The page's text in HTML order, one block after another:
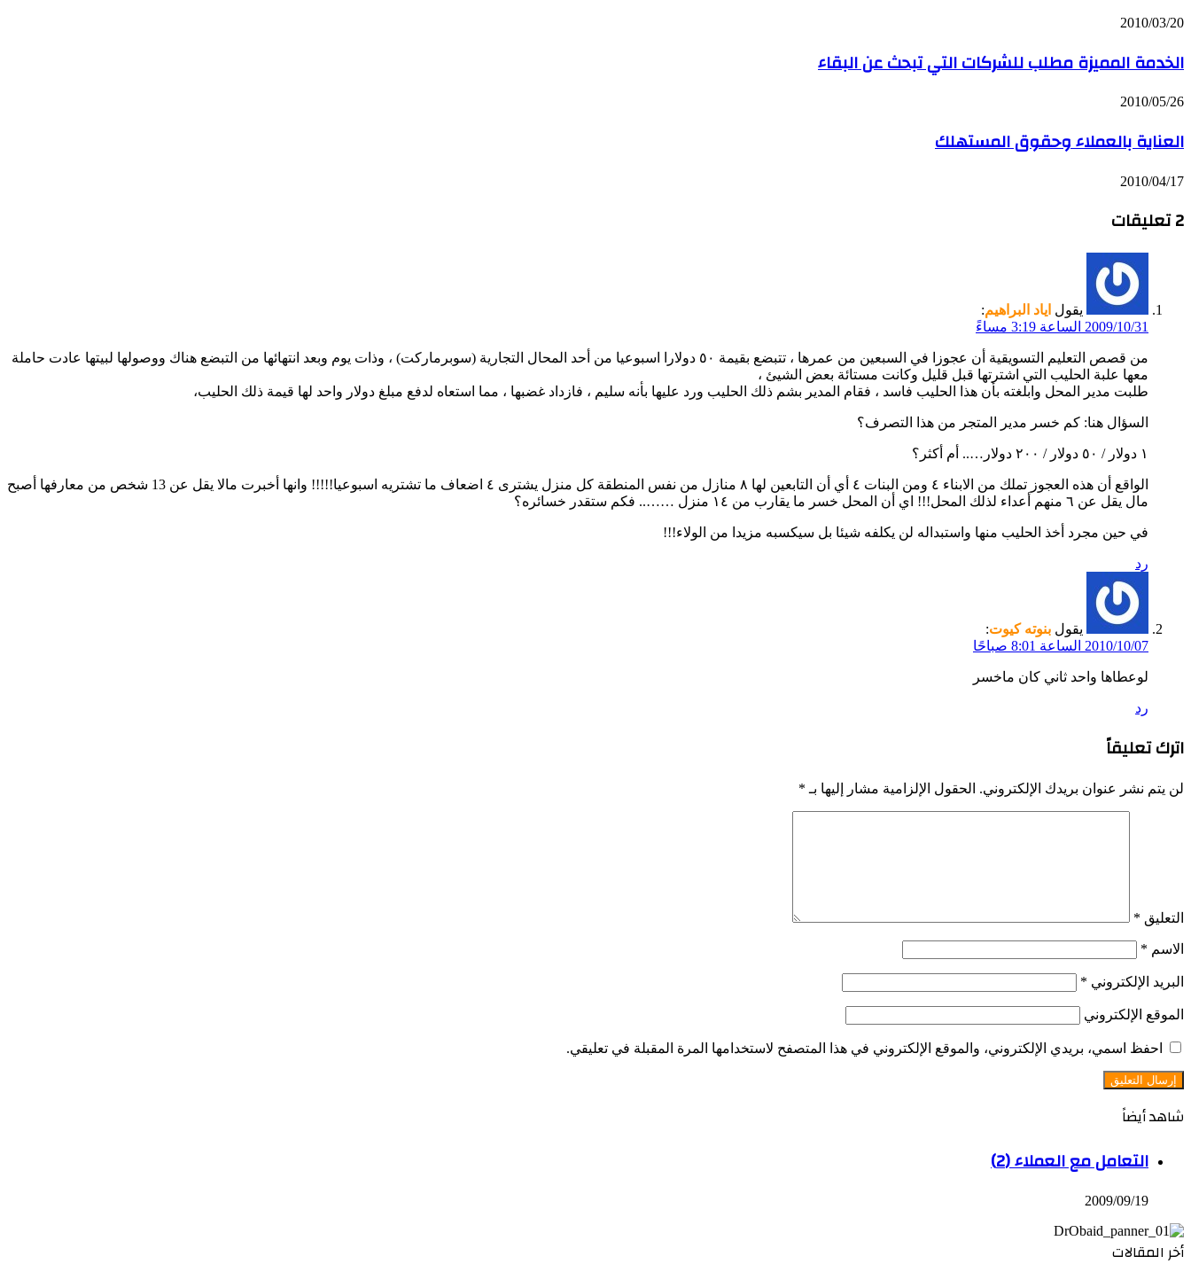
2010/03/20
الخدمة المميزة مطلب للشركات التي تبحث عن البقاء
2010/05/26
العناية بالعملاء وحقوق المستهلك
2010/04/17
‫2 تعليقات
يقول اياد البراهيم:
2009/10/31 الساعة 3:19 مساءً
من قصص التعليم التسويقية أن عجوزا في السبعين من عمرها ، تتبضع بقيمة ٥٠ دولارا اسبوعيا من أحد المحال التجارية (سوبرماركت) ، وذات يوم وبعد انتهائها من التبضع هناك ووصولها لبيتها عادت حاملة
معها علبة الحليب التي اشترتها قبل قليل وكانت مستائة بعض الشيئ ،
طلبت مدير المحل وابلغته بأن هذا الحليب فاسد ، فقام المدير بشم ذلك الحليب ورد عليها بأنه سليم ، فازداد غضبها ، مما استعاه لدفع مبلغ دولار واحد لها قيمة ذلك الحليب،
السؤال هنا: كم خسر مدير المتجر من هذا التصرف؟
١ دولار / ٥٠ دولار / ٢٠٠ دولار….. أم أكثر؟
الواقع أن هذه العجوز تملك من الابناء ٤ ومن البنات ٤ أي أن التابعين لها ٨ منازل من نفس المنطقة كل منزل يشترى ٤ اضعاف ما تشتريه اسبوعيا!!!!! وانها أخبرت مالا يقل عن 13 شخص من معارفها أصبح
مال يقل عن ٦ منهم أعداء لذلك المحل!!! اي أن المحل خسر ما يقارب من ١٤ منزل …….. فكم ستقدر خسائره؟
في حين مجرد أخذ الحليب منها واستبداله لن يكلفه شيئا بل سيكسبه مزيدا من الولاء!!!
رد
يقول بنوته كيوت:
2010/10/07 الساعة 8:01 صباحًا
لوعطاها واحد ثاني كان ماخسر
رد
اترك تعليقاً
لن يتم نشر عنوان بريدك الإلكتروني. الحقول الإلزامية مشار إليها بـ *
التعليق *
الاسم *
البريد الإلكتروني *
الموقع الإلكتروني
احفظ اسمي، بريدي الإلكتروني، والموقع الإلكتروني في هذا المتصفح لاستخدامها المرة المقبلة في تعليقي.
شاهد أيضاً
التعامل مع العملاء (2)
2009/09/19
أخر المقالات